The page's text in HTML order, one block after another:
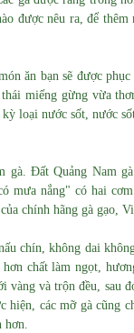
được nêu ra, để
ăn bạn sẽ được
miếng gừng vừa
loại nước sốt, nước
gà. Đất Quảng Nam
mưa nắng" có hai
chính hãng gà gạo,
chín, không dai
chất làm ngọt,
vàng và trộn đều, sau
hiện, các mỡ gà cũng
hơn.